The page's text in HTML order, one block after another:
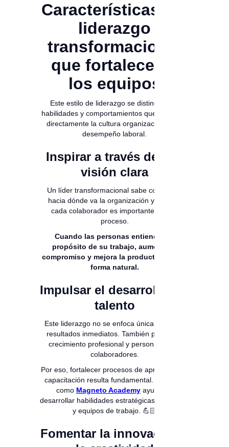
Características del
liderazgo
transformacional
que fortalecen a
los equipos
Este estilo de liderazgo se distingue por
habilidades y comportamientos que impactan
directamente la cultura organizacional y el
desempeño laboral.
Inspirar a través de una
visión clara
Un líder transformacional sabe comunicar
hacia dónde va la organización y por qué
cada colaborador es importante en ese
proceso.
Cuando las personas entienden el
propósito de su trabajo, aumenta el
compromiso y mejora la productividad de
forma natural.
Impulsar el desarrollo del
talento
Este liderazgo no se enfoca únicamente en
resultados inmediatos. También prioriza el
crecimiento profesional y personal de los
colaboradores.
Por eso, fortalecer procesos de aprendizaje y
capacitación resulta fundamental. Espacios
como Magneto Academy ayudan a
desarrollar habilidades estratégicas en líderes
y equipos de trabajo. 💪🏻
Fomentar la innovación y